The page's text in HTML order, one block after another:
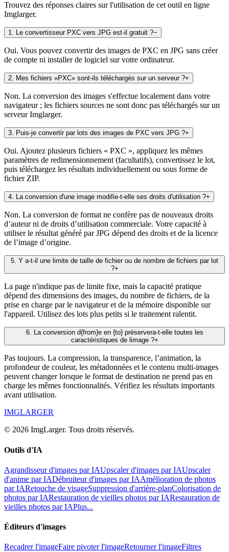
Trouvez des réponses claires sur l'utilisation de cet outil en ligne
Imglarger.
1. Le convertisseur PXC vers JPG est-il gratuit ?−
Oui. Vous pouvez convertir des images de PXC en JPG sans créer
de compte ni installer de logiciel sur votre ordinateur.
2. Mes fichiers «PXC» sont-ils téléchargés sur un serveur ?+
Non. La conversion des images s'effectue localement dans votre
navigateur ; les fichiers sources ne sont donc pas téléchargés sur un
serveur Imglarger.
3. Puis-je convertir par lots des images de PXC vers JPG ?+
Oui. Ajoutez plusieurs fichiers « PXC », appliquez les mêmes
paramètres de redimensionnement (facultatifs), convertissez le lot,
puis téléchargez les résultats individuellement ou sous forme de
fichier ZIP.
4. La conversion d'une image modifie-t-elle ses droits d'utilisation ?+
Non. La conversion de format ne confère pas de nouveaux droits
d’auteur ni de droits d’utilisation commerciale. Votre capacité à
utiliser le résultat généré par JPG dépend des droits et de la licence
de l’image d’origine.
5. Y a-t-il une limite de taille de fichier ou de nombre de fichiers par lot
?+
La page n'indique pas de limite fixe, mais la capacité pratique
dépend des dimensions des images, du nombre de fichiers, de la
prise en charge par le navigateur et de la mémoire disponible sur
l'appareil. Utilisez des lots plus petits si le traitement ralentit.
6. La conversion d{from}e en {to} préservera-t-elle toutes les
caractéristiques de limage ?+
Pas toujours. La compression, la transparence, l’animation, la
profondeur de couleur, les métadonnées et le contenu multi-images
peuvent changer lorsque le format de destination ne prend pas en
charge les mêmes fonctionnalités. Vérifiez les résultats importants
avant utilisation.
IMGLARGER
© 2026 ImgLarger. Tous droits réservés.
Outils d'IA
Agrandisseur d'images par IAUpscaler d'images par IAUpscaler
d'anime par IADébruiteur d'images par IAAmélioration de photos
par IARetouche de visageSuppression d'arrière-planColorisation de
photos par IARestauration de vieilles photos par IARestauration de
vieilles photos par IAPlus...
Éditeurs d'images
Recadrer l'imageFaire pivoter l'imageRetourner l'imageFiltres